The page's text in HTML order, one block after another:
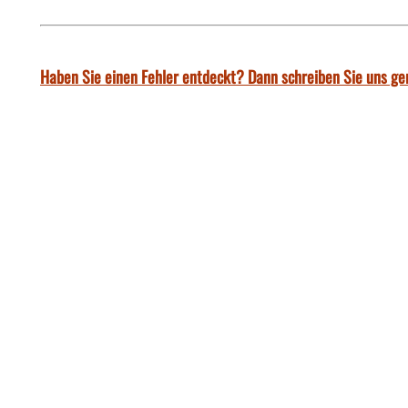
Haben Sie einen Fehler entdeckt? Dann schreiben Sie uns